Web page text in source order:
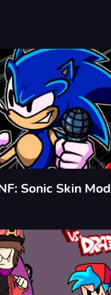
Sonic Skin Mod